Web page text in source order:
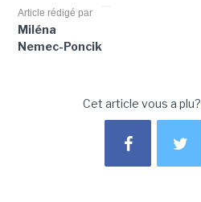
Article rédigé par
Miléna
Nemec-Poncik
Cet article vous a plu?